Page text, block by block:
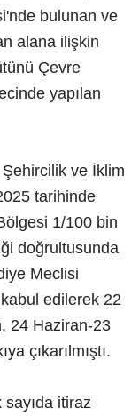
bulunan ve
alana ilişkin
Çevre
yapılan
ve İklim
tarihinde
1/100 bin
doğrultusunda
Meclisi
edilerek 22
24 Haziran-23
çıkarılmıştı.
itiraz